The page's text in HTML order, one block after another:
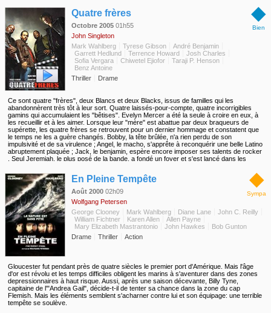
◆
Bien
Quatre frères
Octobre 2005 01h55
John Singleton
Mark Wahlberg
Tyrese Gibson
André Benjamin
Garrett Hedlund
Terrence Howard
Josh Charles
Sofia Vergara
Chiwetel Ejiofor
Taraji P. Henson
Benz Antoine
Thriller
Drame
Ce sont quatre "frères", deux Blancs et deux Blacks, issus de familles qui les
abandonnèrent très tôt à leur sort. Quatre laissés-pour-compte, quatre incorrigibles
gamins qui accumulaient les "bêtises". Evelyn Mercer a été la seule à croire en eux, à
les recueillir et à les aimer. Lorsque leur "mère" est abattue par deux braqueurs de
supérette, les quatre frères se retrouvent pour un dernier hommage et constatent que
le temps ne les a guère changés. Bobby, la tête brûlée, n'a rien perdu de son
impulsivité et de sa virulence ; Angel, le macho, s'apprête à reconquérir une belle Latino
abruptement plaquée ; Jack, le benjamin, espère encore imposer ses talents de rocker
. Seul Jeremiah, le plus posé de la bande, a fondé un foyer et s'est lancé dans les
retrouver les assassins d'Evelyn...
◆
Sympa
En Pleine Tempête
Août 2000 02h09
Wolfgang Petersen
George Clooney
Mark Wahlberg Diane Lane
John C. Reilly
William Fichtner
Karen Allen
Allen Payne
Mary Elizabeth Mastrantonio
John Hawkes
Bob Gunton
Drame
Thriller Action
Gloucester fut pendant près de quatre siècles le premier port d'Amérique. Mais l'âge
d'or est révolu et les temps difficiles obligent les marins à s'aventurer dans des zones
depressionnaires à haut risque. Aussi, après une saison décevante, Billy Tyne,
capitaine de l'"Andrea Gail", décide-t-il de tenter sa chance dans la zone du cap
Flemish. Mais les éléments semblent s'acharner contre lui et son équipage: une terrible
tempête se soulève.